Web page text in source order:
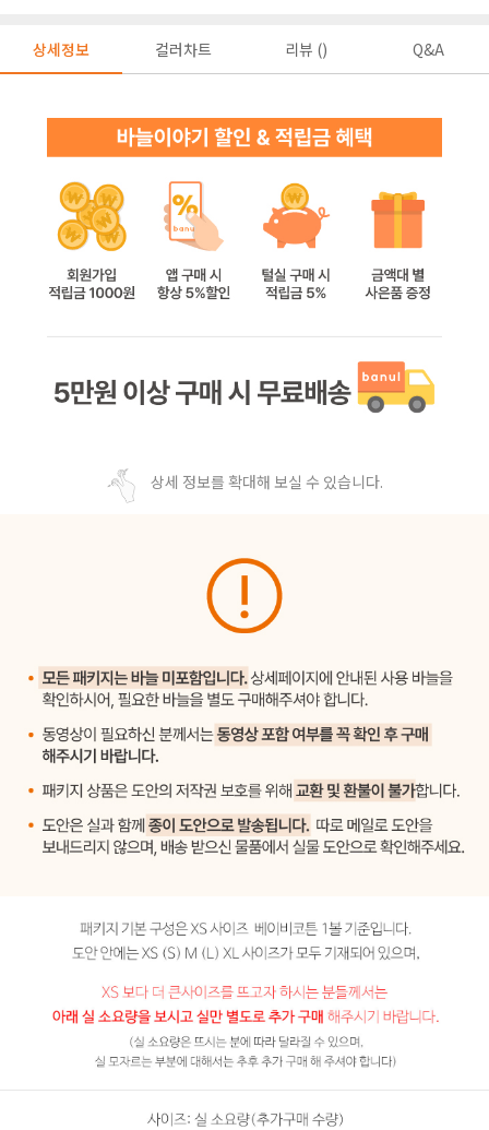
상세정보 컬러차트 리뷰 () Q&A
상세 정보를 확대해 보실 수 있습니다.